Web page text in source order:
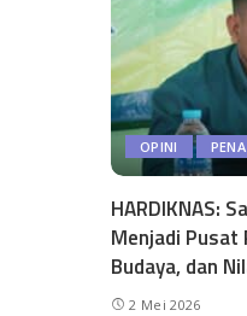
OPINI
HARDIKNAS:
Menjadi Pusat
Budaya, dan
2 Mei 2026